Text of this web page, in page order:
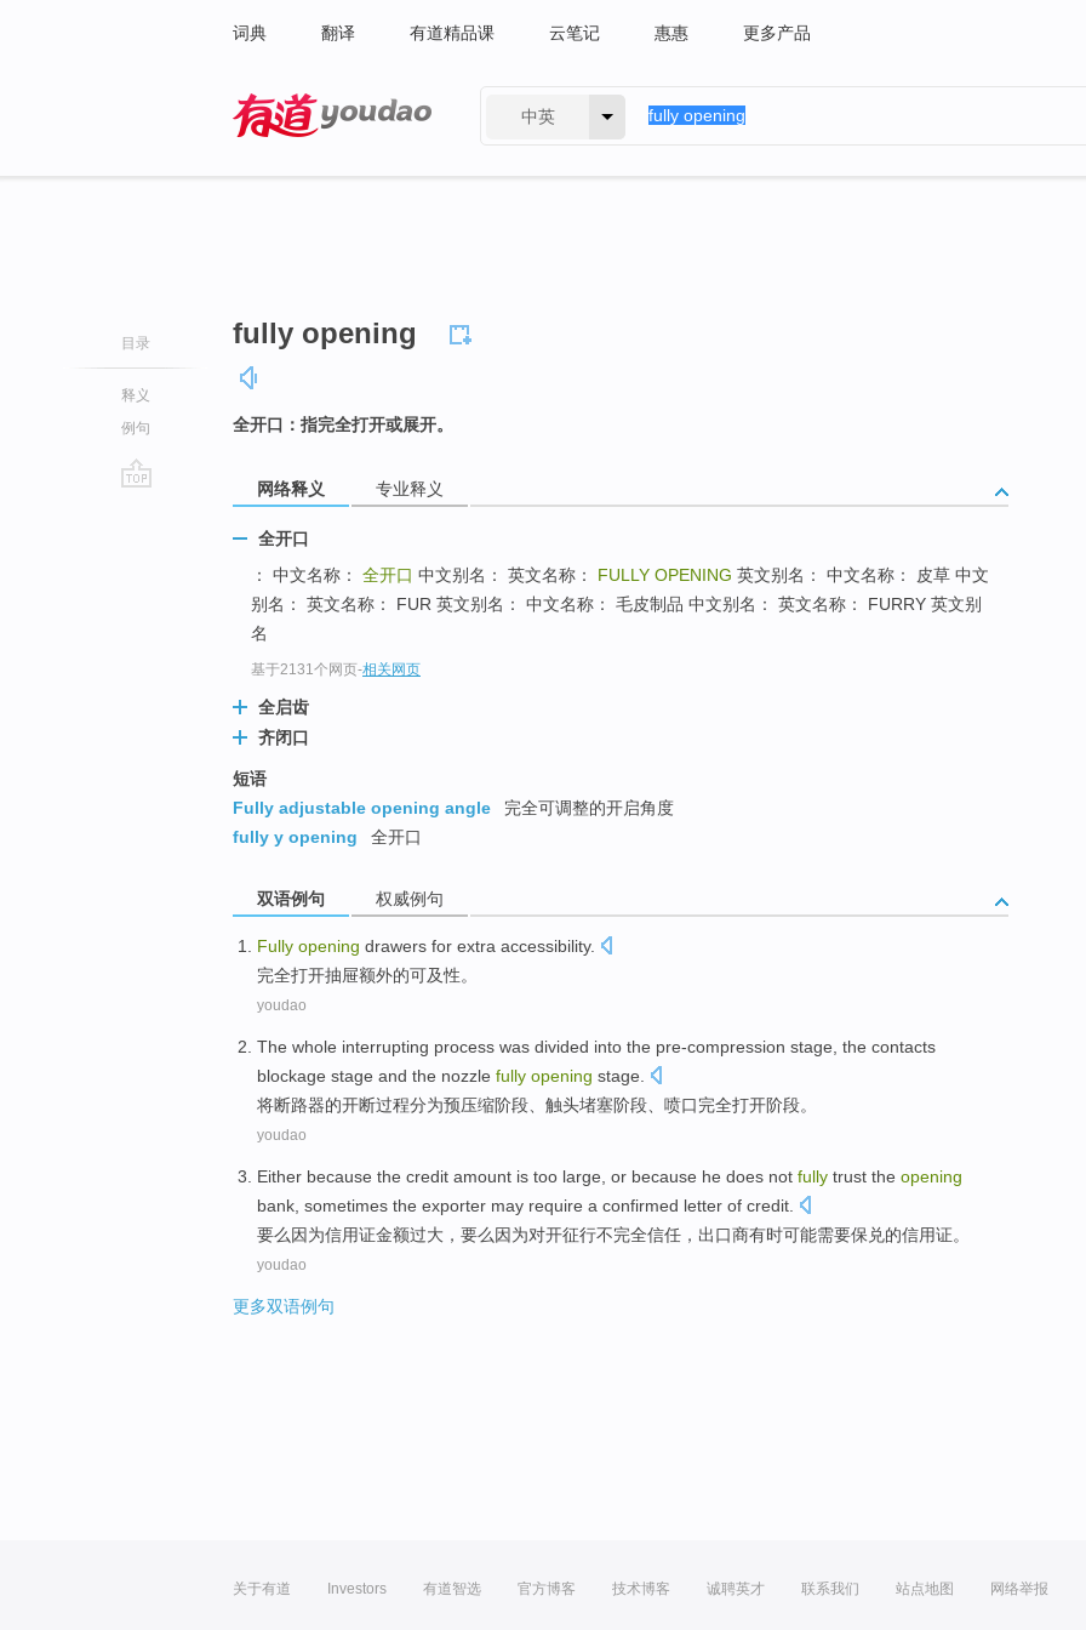
词典 翻译 有道精品课 云笔记 惠惠 更多产品
中英
目录
释义
例句
fully opening
全开口：指完全打开或展开。
网络释义 专业释义
全开口
： 中文名称： 全开口 中文别名： 英文名称： FULLY OPENING 英文别名： 中文名称： 皮草 中文
别名： 英文名称： FUR 英文别名： 中文名称： 毛皮制品 中文别名： 英文名称： FURRY 英文别
名
基于2131个网页-相关网页
全启齿
齐闭口
短语
Fully adjustable opening angle
完全可调整的开启角度
fully y opening
全开口
双语例句 权威例句
Fully opening drawers for extra accessibility.
完全打开抽屉额外的可及性。
youdao
The whole interrupting process was divided into the pre-compression stage the contacts
blockage stage and the nozzle fully opening stage.
将断路器的开断过程分为预压缩阶段 触头堵塞阶段、 喷口完全打开阶段。
youdao
Either because the credit amount is too large or because he does not fully trust the opening
bank, sometimes the exporter may require a confirmed letter of credit
要么因为信用证金额过大 ， 要么因为对开征行不完全信任 ， 出口商有时可能需要保 兑的信用证。
youdao
更多双语例句
关于有道 Investors 有道智选 官方博客 技术博客 诚聘英才 联系我们 站点地图 网络举报